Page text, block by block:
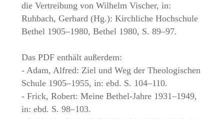
die Vertreibung von Wilhelm Vischer, in:
Ruhbach, Gerhard (Hg.): Kirchliche Hochschule
Bethel 1905–1980, Bethel 1980, S. 89–97.
Das PDF enthält außerdem:
- Adam, Alfred: Ziel und Weg der Theologischen
Schule 1905–1955, in: ebd. S. 104–110.
- Frick, Robert: Meine Bethel-Jahre 1931–1949,
in: ebd. S. 98–103.